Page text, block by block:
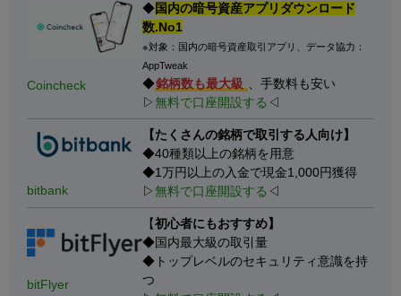
Coincheck
◆国内の暗号資産アプリダウンロード
数.No1
※対象：国内の暗号資産取引アプリ、データ協力：
AppTweak
◆銘柄数も最大級 、手数料も安い
▷無料で口座開設する ◁
bitbank
【たくさんの銘柄で取引する人向け】
◆40種類以上の銘柄を用意
◆1万円以上の入金で現金1,000円獲得
▷無料で口座開設する ◁
bitFlyer
【初心者にもおすすめ】
◆国内最大級の取引量
◆トップレベルのセキュリティ意識を持
つ